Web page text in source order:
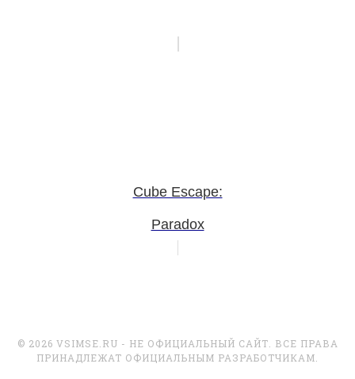
Cube Escape:
Paradox
© 2026 VSIMSE.RU - НЕ ОФИЦИАЛЬНЫЙ САЙТ. ВСЕ ПРАВА
ПРИНАДЛЕЖАТ ОФИЦИАЛЬНЫМ РАЗРАБОТЧИКАМ.